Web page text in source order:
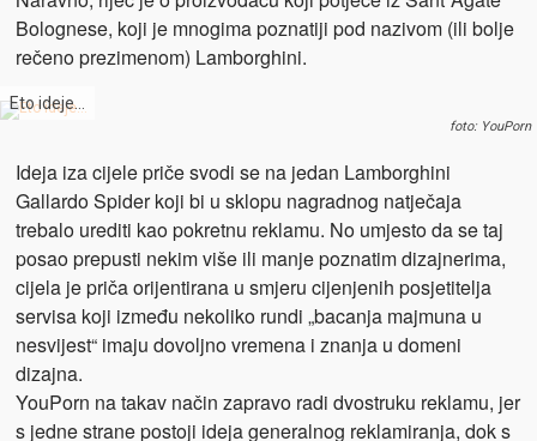
Bolognese, koji je mnogima poznatiji pod nazivom (ili bolje
rečeno prezimenom) Lamborghini.
Eto ideje…
foto: YouPorn
Ideja iza cijele priče svodi se na jedan Lamborghini
Gallardo Spider koji bi u sklopu nagradnog natječaja
trebalo urediti kao pokretnu reklamu. No umjesto da se taj
posao prepusti nekim više ili manje poznatim dizajnerima,
cijela je priča orijentirana u smjeru cijenjenih posjetitelja
servisa koji između nekoliko rundi „bacanja majmuna u
nesvijest“ imaju dovoljno vremena i znanja u domeni
dizajna.
YouPorn na takav način zapravo radi dvostruku reklamu, jer
s jedne strane postoji ideja generalnog reklamiranja, dok s